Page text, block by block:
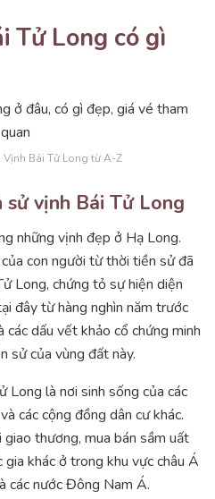
Tử Long có gì
Bái Tử Long từ A-Z
vịnh Bái Tử Long
những vịnh đẹp ở Hạ Long.
con người từ thời tiền sử đã
Long, chứng tỏ sự hiện diện
đây từ hàng nghìn năm trước
các dấu vết khảo cổ chứng minh
sử của vùng đất này.
Long là nơi sinh sống của các
các cộng đồng dân cư khác.
thương, mua bán sầm uất
khác ở trong khu vực châu Á
các nước Đông Nam Á.